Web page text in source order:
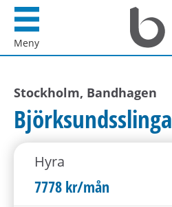
Meny
Startsida
i
AB
Stockholm, Bandhagen
Hyra
7778 kr/mån